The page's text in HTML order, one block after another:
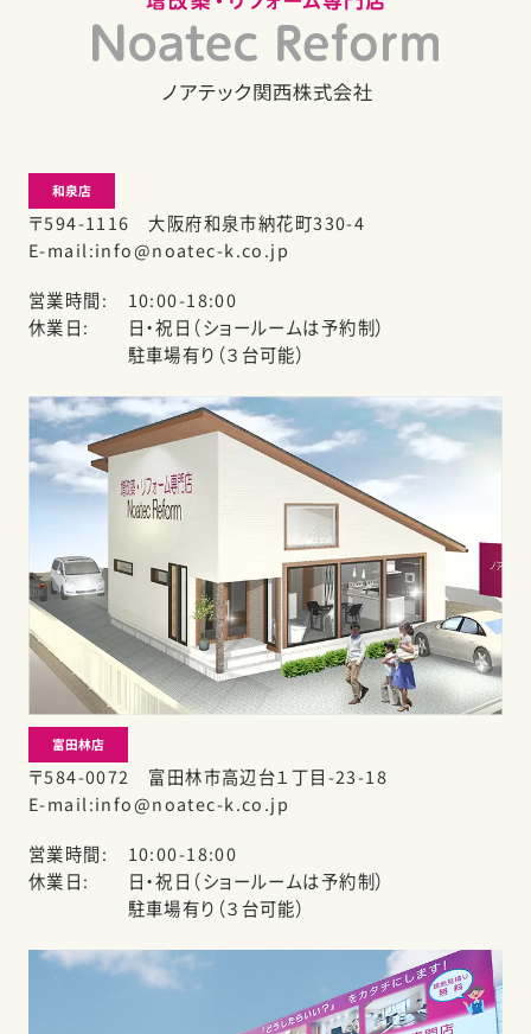
和泉店
〒594-1116 大阪府和泉市納花町330-4
E-mail info@noatec-k.co.jp
営業時間
10:00-18:00
休業日
日・祝日（ショールームは予約制）
駐車場有り（３台可能）
富田林店
〒584-0072 富田林市高辺台１丁目-23-18
E-mail info@noatec-k.co.jp
営業時間
10:00-18:00
休業日
日・祝日（ショールームは予約制）
駐車場有り（３台可能）